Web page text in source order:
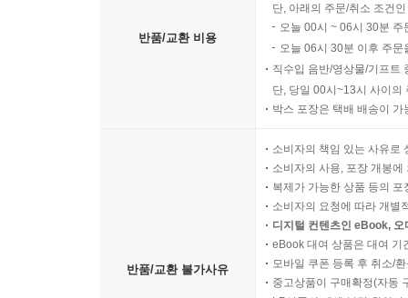
반품/교환 비용
단, 아래의 주문/취소 조건
오늘 00시 ~ 06시 30분
오늘 06시 30분 이후 주
직수입 음반/영상물/기프트
단, 당일 00시~13시 사이의
박스 포장은 택배 배송이
반품/교환 불가사유
소비자의 책임 있는 사유로
소비자의 사용, 포장 개봉
복제가 가능한 상품 등의
소비자의 요청에 따라 개별
디지털 컨텐츠인 eBook,
eBook 대여 상품은 대여 기
모바일 쿠폰 등록 후 취소/
중고상품이 구매확정(자동